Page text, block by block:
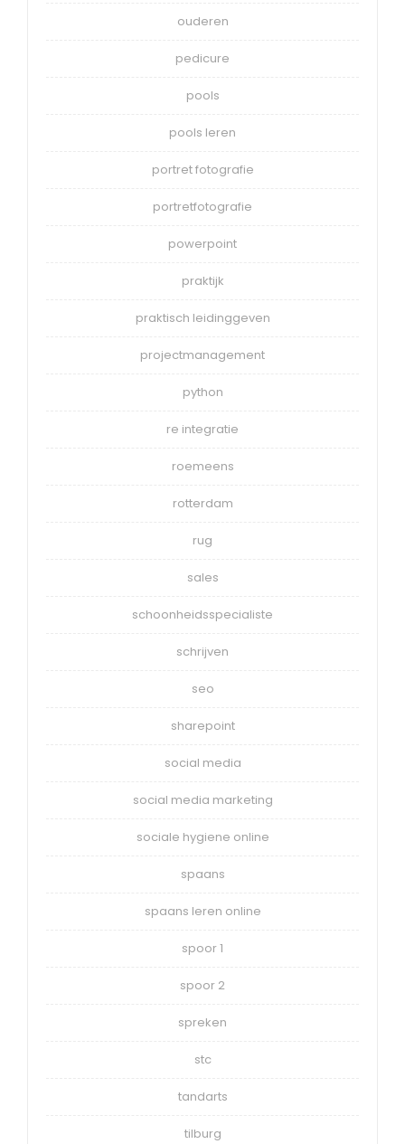
ouderen
pedicure
pools
pools leren
portret fotografie
portretfotografie
powerpoint
praktijk
praktisch leidinggeven
projectmanagement
python
re integratie
roemeens
rotterdam
rug
sales
schoonheidsspecialiste
schrijven
seo
sharepoint
social media
social media marketing
sociale hygiene online
spaans
spaans leren online
spoor 1
spoor 2
spreken
stc
tandarts
tilburg